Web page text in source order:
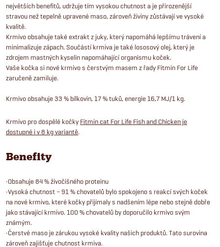
největších benefitů, udržuje tím vysokou chutnost a je přirozenější
stravou než tepelně upravené maso, zároveň živiny zůstávají ve vysoké
kvalitě.
Krmivo obsahuje také extrakt z juky, který napomáhá lepšímu trávení a
minimalizuje zápach. Součástí krmiva je také lososový olej, který je
zdrojem mastných kyselin napomáhající organismu koček.
Vaše kočka si nové krmivo s čerstvým masem z řady Fitmin For Life
zaručeně zamiluje.
Krmivo obsahuje 33 % bílkovin, 17 % tuků, energie 16,7 MJ/1 kg.
Krmivo pro dospělé kočky Fitmin cat For Life Fish and Chicken je
dostupné i v 8 kg variantě.
Benefity
•Obsahuje 84 % živočišného proteinu
•Vysoká chutnost – 91 % chovatelů bylo spokojeno s reakcí svých koček
na nové krmivo, které kočky přijímaly s nadšením lépe nebo stejně dobře
jako stávající krmivo. 100 % chovatelů by doporučilo krmivo svým
známým.
•Čerstvé maso je zárukou vysoké kvality našich produktů. Tato surovina
zároveň zajišťuje chutnost krmiva.